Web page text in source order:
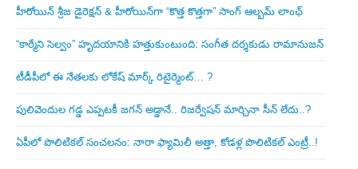
హీరోయిన్ శ్రీజ డైరెక్ష‌న్ & హీరోయిన్‌గా “కొత్త కొత్తగా” సాంగ్ ఆల్బమ్ లాంఛ్
“కార్మేని సెల్వం” హృదయానికి హత్తుకుంటుంది: సంగీత దర్శకుడు రామానుజన్
టీడీపీలో ఈ నేత‌ల‌కు లోకేష్ మార్క్ రిటైర్మెంట్‌… ?
పులివెందుల గ‌డ్డ ఎప్ప‌ట‌కీ జ‌గ‌న్ అడ్డానే.. రిజ‌ర్వేష‌న్ మార్చినా సీన్ లేదు..?
ఏపీలో పొలిటిక‌ల్ సంచ‌ల‌నం: నారా ఫ్యామిలీ అత్తా, కోడ‌ళ్ల పొలిటికల్ ఎంట్రీ..!